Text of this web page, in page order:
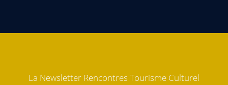
La Newsletter Rencontres Tourisme Culturel